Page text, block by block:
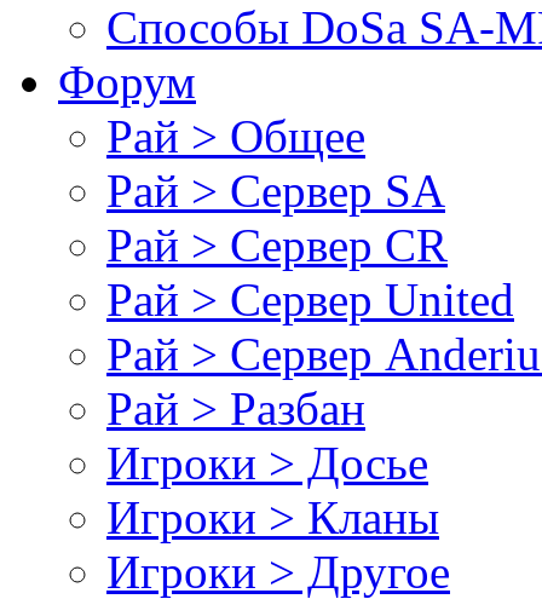
Cпособы DoSа SA-
Форум
Рай > Общее
Рай > Сервер SA
Рай > Сервер CR
Рай > Сервер United
Рай > Сервер
Рай > Разбан
Игроки > Досье
Игроки > Кланы
Игроки > Другое